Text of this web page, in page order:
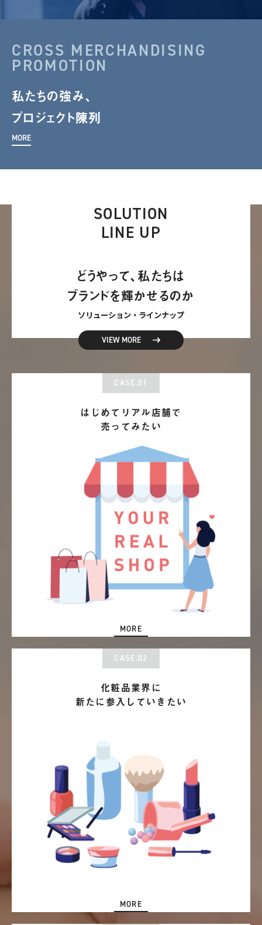
CROSS MERCHANDISING
PROMOTION
私たちの強み、
プロジェクト陳列
MORE
SOLUTION
LINE UP
どうやって、私たちは
ブランドを輝かせるのか
ソリューション・ラインナップ
VIEW MORE
CASE.01
はじめてリアル店舗で
売ってみたい
MORE
CASE.02
化粧品業界に
新たに参入していきたい
MORE